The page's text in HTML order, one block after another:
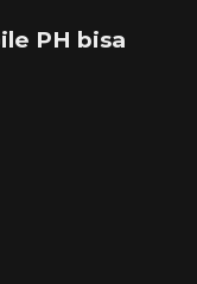
PH bisa